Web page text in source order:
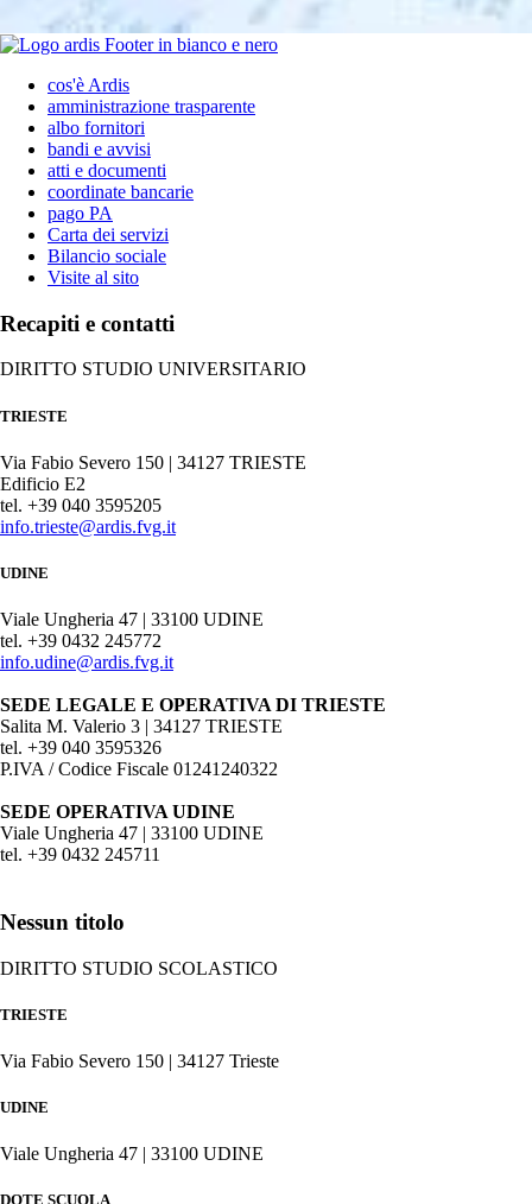
cos'è Ardis
amministrazione trasparente
albo fornitori
bandi e avvisi
atti e documenti
coordinate bancarie
pago PA
Carta dei servizi
Bilancio sociale
Visite al sito
Recapiti e contatti
DIRITTO STUDIO UNIVERSITARIO
TRIESTE
Via Fabio Severo 150 | 34127 TRIESTE
Edificio E2
tel. +39 040 3595205
info.trieste@ardis.fvg.it
UDINE
Viale Ungheria 47 | 33100 UDINE
tel. +39 0432 245772
info.udine@ardis.fvg.it
SEDE LEGALE E OPERATIVA DI TRIESTE
Salita M. Valerio 3 | 34127 TRIESTE
tel. +39 040 3595326
P.IVA / Codice Fiscale 01241240322
SEDE OPERATIVA UDINE
Viale Ungheria 47 | 33100 UDINE
tel. +39 0432 245711
Nessun titolo
DIRITTO STUDIO SCOLASTICO
TRIESTE
Via Fabio Severo 150 | 34127 Trieste
UDINE
Viale Ungheria 47 | 33100 UDINE
DOTE SCUOLA